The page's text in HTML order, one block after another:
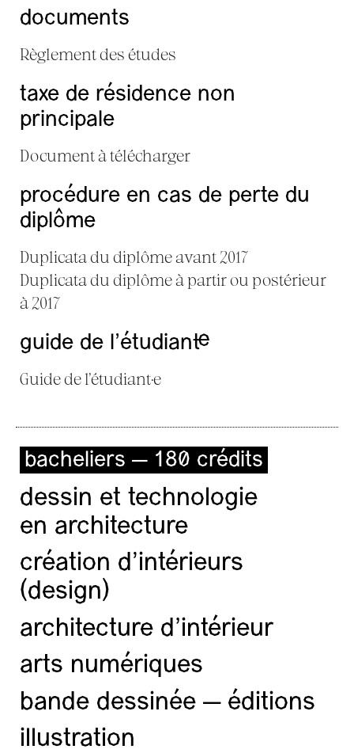
documents
Règlement des études
taxe de résidence non
principale
Document à télécharger
procédure en cas de perte du
diplôme
Duplicata du diplôme avant 2017
Duplicata du diplôme à partir ou postérieur
à 2017
guide de l’étudiant·e
Guide de l’étudiant·e
bacheliers — 180 crédits
dessin et technologie
en architecture
création d'intérieurs
(design)
architecture d’intérieur
arts numériques
bande dessinée — éditions
illustration